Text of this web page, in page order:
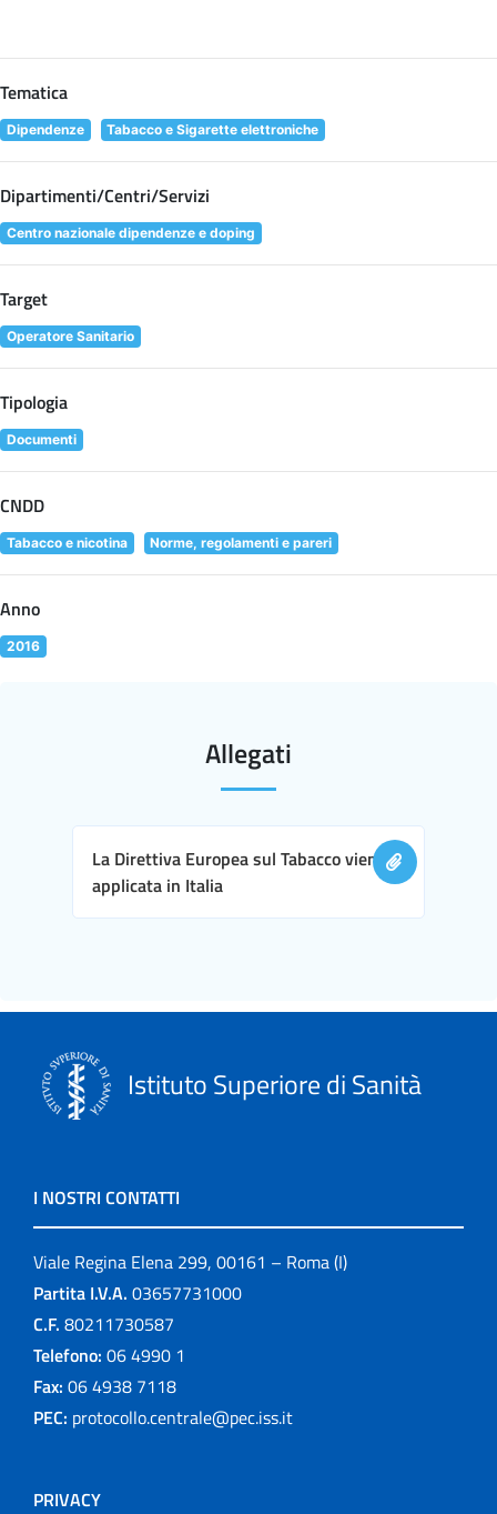
Tematica
Dipendenze Tabacco e Sigarette elettroniche
Dipartimenti/Centri/Servizi
Centro nazionale dipendenze e doping
Target
Operatore Sanitario
Tipologia
Documenti
CNDD
Tabacco e nicotina Norme, regolamenti e pareri
Anno
2016
Allegati
La Direttiva Europea sul Tabacco viene
applicata in Italia
Istituto Superiore di Sanità
I NOSTRI CONTATTI
Viale Regina Elena 299, 00161 – Roma (I)
Partita I.V.A. 03657731000
C.F. 80211730587
Telefono: 06 4990 1
Fax: 06 4938 7118
PEC: protocollo.centrale@pec.iss.it
PRIVACY